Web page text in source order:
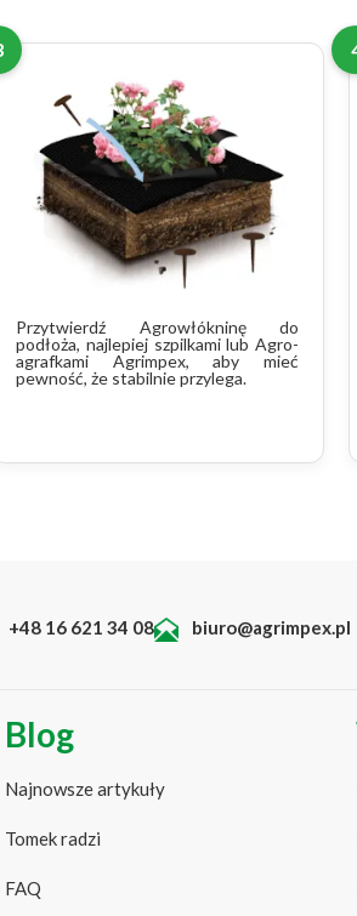
Przytwierdź Agrowłókninę do
podłoża, najlepiej szpilkami lub Agro-
agrafkami Agrimpex, aby mieć
pewność, że stabilnie przylega.
+48 16 621 34 08 biuro@agrimpex.pl
Blog
Najnowsze artykuły
Tomek radzi
FAQ